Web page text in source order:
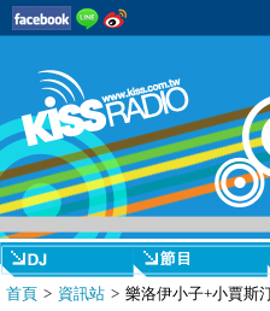
首頁 > 資訊站 > 樂洛伊小子+小賈斯